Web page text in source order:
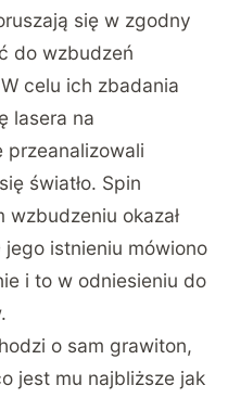
się w zgodny
do wzbudzeń
celu ich zbadania
lasera na
przeanalizowali
światło. Spin
okazał
istnieniu mówiono
i to w odniesieniu do
o sam grawiton,
jest mu najbliższe jak